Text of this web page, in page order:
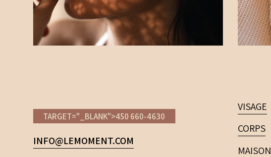
TARGET="_BLANK">450 660-4630
INFO@LEMOMENT.COM
VISAGE
CORPS
MAISON